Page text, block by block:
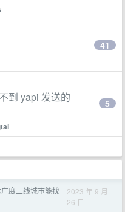
41
到 yapi 发送的
5
度三线城市能找
2023 年 9 月
26 日